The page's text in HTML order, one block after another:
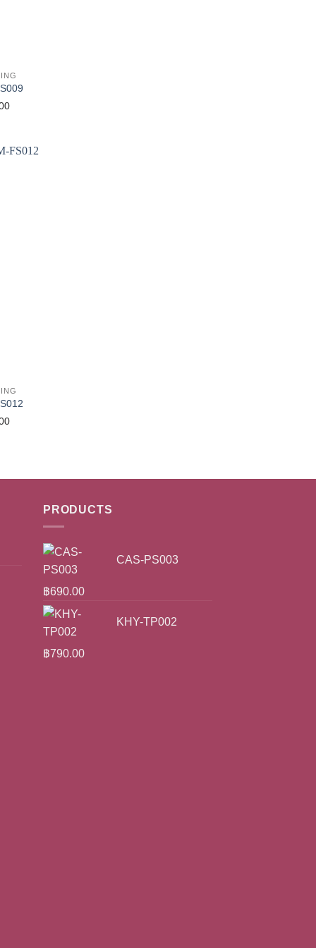
PRODUCTS
CAS-PS003
฿690.00
KHY-TP002
฿790.00